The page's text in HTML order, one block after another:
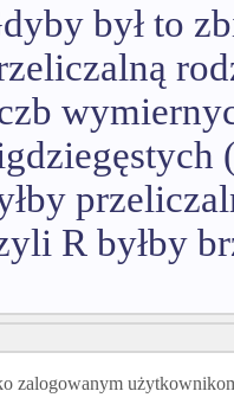
był to
R byłby
zalogowanym